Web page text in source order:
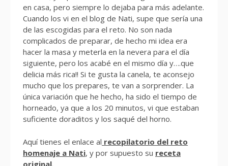
en casa, pero siempre lo dejaba para más adelante.
Cuando los vi en el blog de Nati, supe que sería una
de las escogidas para el reto. No son nada
complicados de preparar, de hecho mi idea era
hacer la masa y meterla en la nevera para el día
siguiente, pero los acabé en el mismo día y….que
delicia más rica!! Si te gusta la canela, te aconsejo
mucho que los prepares, te van a sorprender. La
única variación que he hecho, ha sido el tiempo de
horneado, ya que a los 20 minutos, vi que estaban
suficiente doraditos y los saqué del horno.
Aquí tienes el enlace al recopilatorio del reto
homenaje a Nati, y por supuesto su receta
original.